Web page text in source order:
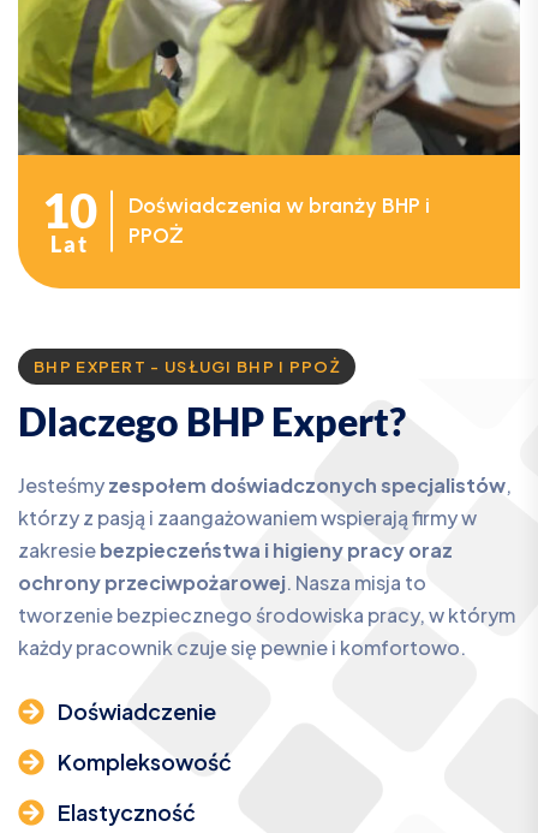
10
Lat
Doświadczenia w branży BHP i
PPOŻ
BHP EXPERT - USŁUGI BHP I PPOŻ
Dlaczego BHP Expert?
Jesteśmyzespołem doświadczonych specjalistów,
którzy z pasją i zaangażowaniem wspierają firmy w
zakresiebezpieczeństwa i higieny pracy oraz
ochrony przeciwpożarowej. Nasza misja to
tworzenie bezpiecznego środowiska pracy, w którym
każdy pracownik czuje się pewnie i komfortowo.
Doświadczenie
Kompleksowość
Elastyczność